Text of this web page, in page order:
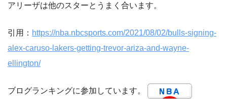
アリーザは他のスターとうまく合います。
引用： https://nba.nbcsports.com/2021/08/02/bulls-signing-
alex-caruso-lakers-getting-trevor-ariza-and-wayne-
ellington/
ブログランキングに参加しています。